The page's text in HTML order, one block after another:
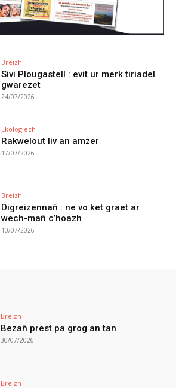
Breizh
Sivi Plougastell : evit ur merk tiriadel
gwarezet
24/07/2026
Ekologiezh
Rakwelout liv an amzer
17/07/2026
Breizh
Digreizennañ : ne vo ket graet ar
wech-mañ c’hoazh
10/07/2026
Breizh
Bezañ prest pa grog an tan
30/07/2026
Breizh